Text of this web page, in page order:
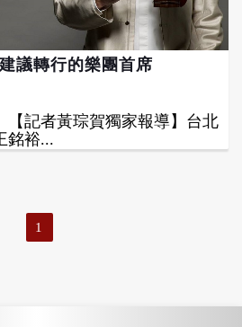
議轉行的樂團首席
記者黃琮賀獨家報導】台北
銘裕...
1